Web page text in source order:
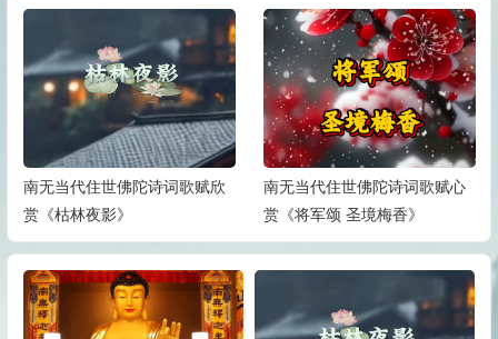
南无当代住世佛陀诗词歌赋欣
赏《枯林夜影》
南无当代住世佛陀诗词歌赋心
赏《将军颂 圣境梅香》